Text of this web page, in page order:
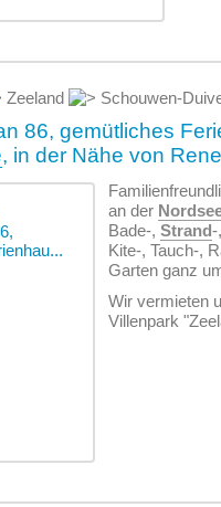
Zeeland Schouwen-
86, gemütliches
, in der Nähe von
an der
Bade-, Strand-
Kite-, Tauch-,
Garten ganz
Wir vermieten
Villenpark